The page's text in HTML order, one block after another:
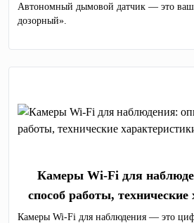
Автономный дымовой датчик — это
дозорный».
Камеры Wi-Fi для
способ работы, технические
Камеры Wi-Fi для наблюдения — это